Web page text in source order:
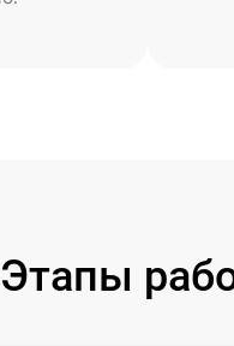
Этапы